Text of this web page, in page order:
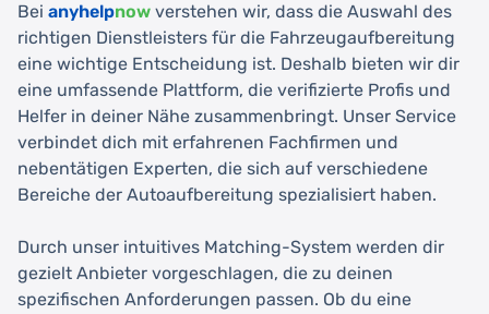
Bei anyhelpnow verstehen wir, dass die Auswahl des
richtigen Dienstleisters für die Fahrzeugaufbereitung
eine wichtige Entscheidung ist. Deshalb bieten wir dir
eine umfassende Plattform, die verifizierte Profis und
Helfer in deiner Nähe zusammenbringt. Unser Service
verbindet dich mit erfahrenen Fachfirmen und
nebentätigen Experten, die sich auf verschiedene
Bereiche der Autoaufbereitung spezialisiert haben.
Durch unser intuitives Matching-System werden dir
gezielt Anbieter vorgeschlagen, die zu deinen
spezifischen Anforderungen passen. Ob du eine